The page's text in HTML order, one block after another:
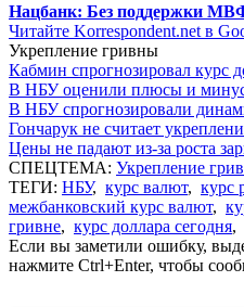
Нацбанк: Без поддержки
Читайте Korrespondent.net в
Укрепление гривны
Кабмин спрогнозировал курс
В НБУ оценили плюсы и
В НБУ спрогнозировали
Гончарук не считает
Цены не падают из-за роста
СПЕЦТЕМА: Укрепление
ТЕГИ: НБУ, курс валют, курс
межбанковский курс валют,
гривне, курс доллара сегодня,
Если вы заметили ошибку,
нажмите Ctrl+Enter, чтобы